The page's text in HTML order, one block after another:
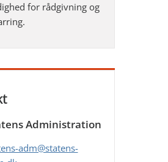
for rådgivning og
Administration
adm@statens-